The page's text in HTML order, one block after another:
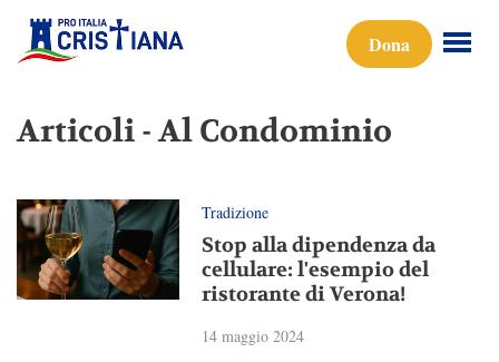
Dona
Articoli - Al Condominio
Tradizione
Stop alla dipendenza da
cellulare: l'esempio del
ristorante di Verona!
14 maggio 2024